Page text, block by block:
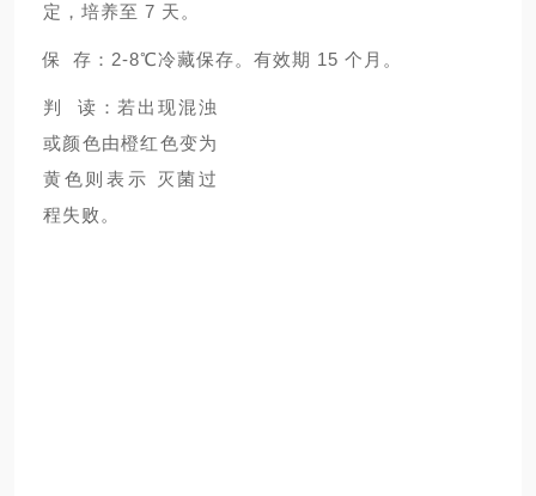
定，培养至 7 天。
保 存：2-8℃冷藏保存。有效期 15 个月。
判 读：若出现混浊
或颜色由橙红色变为
黄色则表示 灭菌过
程失败。